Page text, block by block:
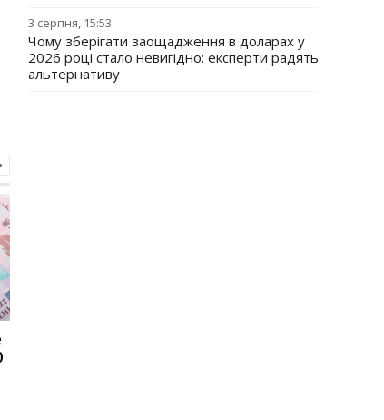
3 серпня, 15:53
Чому зберігати заощадження в доларах у
2026 році стало невигідно: експерти радять
альтернативу